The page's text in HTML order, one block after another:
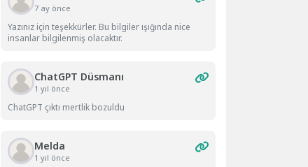
7 ay önce
Yazınız için teşekkürler. Bu bilgiler ışığında nice
insanlar bilgilenmiş olacaktır.
ChatGPT Düsmanı
1 yıl önce
ChatGPT çıktı mertlik bozuldu
Melda
1 yıl önce